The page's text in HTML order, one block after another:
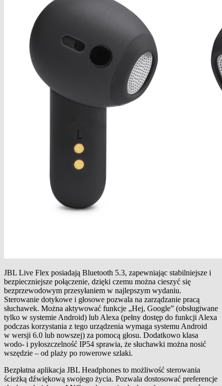
JBL Live Flex posiadają Bluetooth 5.3, zapewniając stabilniejsze i
bezpieczniejsze połączenie, dzięki czemu można cieszyć się
bezprzewodowym przesyłaniem w najlepszym wydaniu.
Sterowanie dotykowe i głosowe pozwala na zarządzanie pracą
słuchawek. Można aktywować funkcje „Hej, Google” (obsługiwane
tylko w systemie Android) lub Alexa (pełny dostęp do funkcji Alexa
podczas korzystania z tego urządzenia wymaga systemu Android
w wersji 6.0 lub nowszej) za pomocą głosu. Dodatkowo klasa
wodo- i pyłoszczelność IP54 sprawia, że słuchawki można nosić
wszędzie – od plaży po rowerowe szlaki.
Bezpłatna aplikacja JBL Headphones to możliwość sterowania
ścieżką dźwiękową swojego życia. Pozwala dostosować preferencje